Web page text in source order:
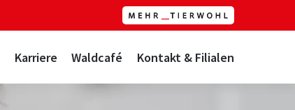
Karriere Waldcafé Kontakt & Filialen